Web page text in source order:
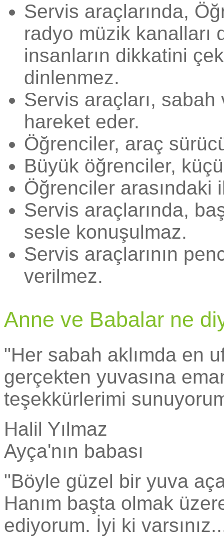
Servis araçlarında,
radyo müzik kanalları
insanların dikkatini
dinlenmez.
Servis araçları,
hareket eder.
Öğrenciler, araç
Büyük öğrenciler,
Öğrenciler arasındaki
Servis araçlarında,
sesle konuşulmaz.
Servis araçlarının
verilmez.
Anne ve Babalar ne
"Her sabah aklımda en
gerçekten yuvasına
teşekkürlerimi
Halil Yılmaz
Ayça'nın babası
"Böyle güzel bir yuva
Hanım başta olmak
ediyorum. İyi ki